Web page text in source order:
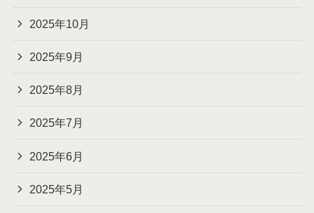
2025年10月
2025年9月
2025年8月
2025年7月
2025年6月
2025年5月